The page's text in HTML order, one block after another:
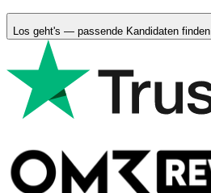
Los geht's — passende Kandidaten finden